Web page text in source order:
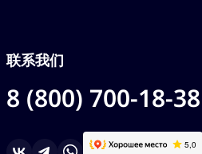
联系我们
8 (800) 700-18-38